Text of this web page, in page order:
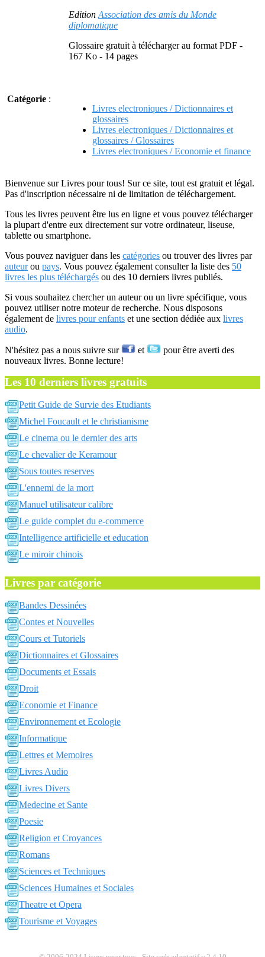
Edition Association des amis du Monde
diplomatique
Glossaire gratuit à télécharger au format PDF -
167 Ko - 14 pages
Catégorie :
Livres electroniques / Dictionnaires et
glossaires
Livres electroniques / Dictionnaires et
glossaires / Glossaires
Livres electroniques / Economie et finance
Bienvenue sur Livres pour tous! Sur ce site, tout est gratuit et légal.
Pas d'inscription nécessaire ni de limitation de téléchargement.
Tous les livres peuvent être lus en ligne et vous pouvez télécharger
la plupart d'entre eux directement sur votre ordinateur, liseuse,
tablette ou smartphone.
Vous pouvez naviguer dans les catégories ou trouver des livres par
auteurou pays. Vous pouvez également consulter la liste des 50
livres les plus téléchargés ou des 10 derniers livres publiés.
Si vous souhaitez chercher un auteur ou un livre spécifique, vous
pouvez utiliser notre moteur de recherche. Nous disposons
également de livres pour enfants et une section dédiée aux livres
audio.
N'hésitez pas a nous suivre sur et
pour être averti des
nouveaux livres. Bonne lecture!
Les 10 derniers livres gratuits
Petit Guide de Survie des Etudiants
Michel Foucault et le christianisme
Le cinema ou le dernier des arts
Le chevalier de Keramour
Sous toutes reserves
L'ennemi de la mort
Manuel utilisateur calibre
Le guide complet du e-commerce
Intelligence artificielle et education
Le miroir chinois
Livres par catégorie
Bandes Dessinées
Contes et Nouvelles
Cours et Tutoriels
Dictionnaires et Glossaires
Documents et Essais
Droit
Economie et Finance
Environnement et Ecologie
Informatique
Lettres et Memoires
Livres Audio
Livres Divers
Medecine et Sante
Poesie
Religion et Croyances
Romans
Sciences et Techniques
Sciences Humaines et Sociales
Theatre et Opera
Tourisme et Voyages